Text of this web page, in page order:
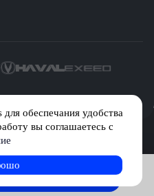
на услугу
обеспечания удобства
вы соглашаетесь с
зарегистрировано
в сфере связи, информационных
№ Эл № ФС77-84512 от
«МБ-Авто»
Игоревна